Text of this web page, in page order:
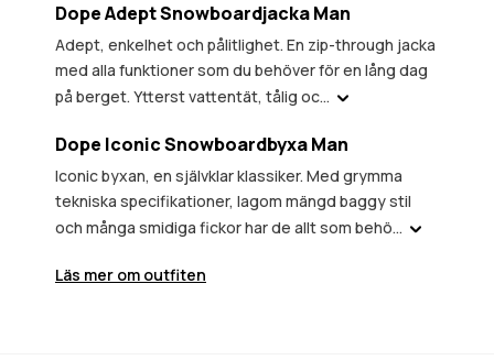
Dope Adept Snowboardjacka Man
Adept, enkelhet och pålitlighet. En zip-through jacka
med alla funktioner som du behöver för en lång dag
på berget. Ytterst vattentät, tålig oc...
Dope Iconic Snowboardbyxa Man
Iconic byxan, en självklar klassiker. Med grymma
tekniska specifikationer, lagom mängd baggy stil
och många smidiga fickor har de allt som behö...
Läs mer om outfiten